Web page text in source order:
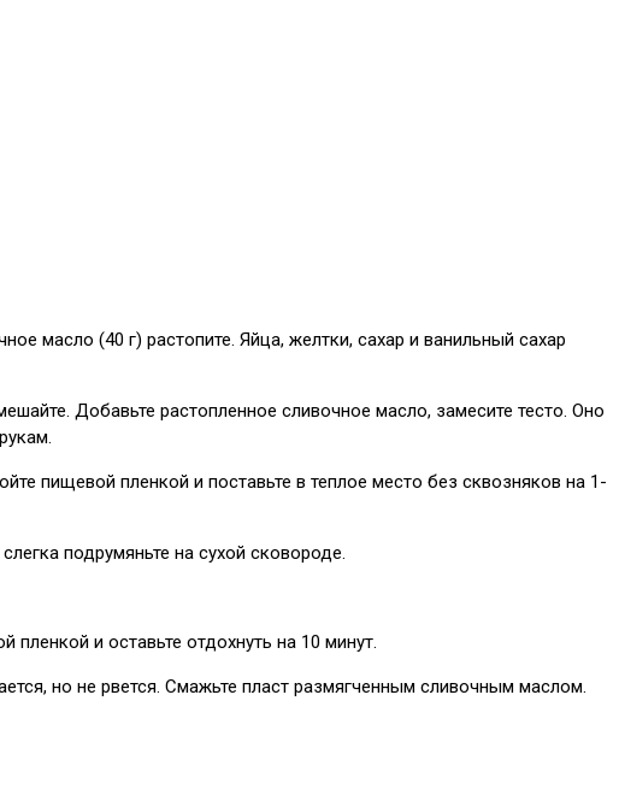
масло (40 г) растопите. Яйца, желтки, сахар и ванильный сахар
Добавьте растопленное сливочное масло, замесите тесто. Оно
пищевой пленкой и поставьте в теплое место без сквозняков на 1-
подрумяньте на сухой сковороде.
пленкой и оставьте отдохнуть на 10 минут.
но не рвется. Смажьте пласт размягченным сливочным маслом.